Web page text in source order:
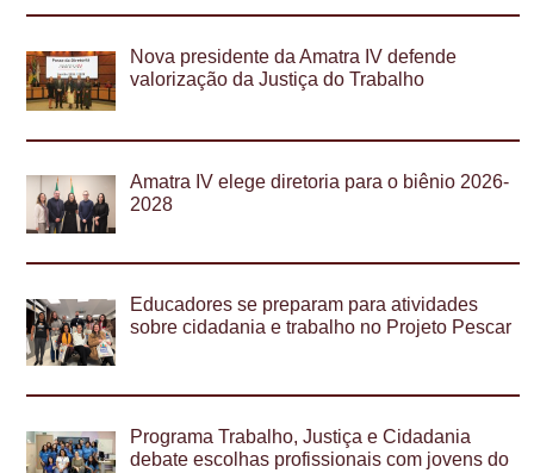
Nova presidente da Amatra IV defende
valorização da Justiça do Trabalho
Amatra IV elege diretoria para o biênio 2026-
2028
Educadores se preparam para atividades
sobre cidadania e trabalho no Projeto Pescar
Programa Trabalho, Justiça e Cidadania
debate escolhas profissionais com jovens do